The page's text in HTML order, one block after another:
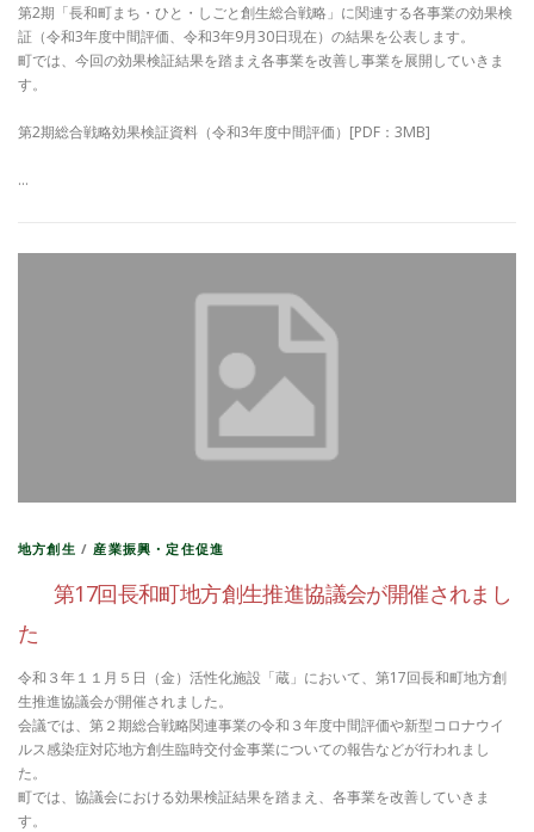
第2期「長和町まち・ひと・しごと創生総合戦略」に関連する各事業の効果検
証（令和3年度中間評価、令和3年9月30日現在）の結果を公表します。
町では、今回の効果検証結果を踏まえ各事業を改善し事業を展開していきま
す。
第2期総合戦略効果検証資料（令和3年度中間評価）[PDF：3MB]
…
地方創生 / 産業振興・定住促進
第17回長和町地方創生推進協議会が開催されまし
た
令和３年１１月５日（金）活性化施設「蔵」において、第17回長和町地方創
生推進協議会が開催されました。
会議では、第２期総合戦略関連事業の令和３年度中間評価や新型コロナウイ
ルス感染症対応地方創生臨時交付金事業についての報告などが行われまし
た。
町では、協議会における効果検証結果を踏まえ、各事業を改善していきま
す。